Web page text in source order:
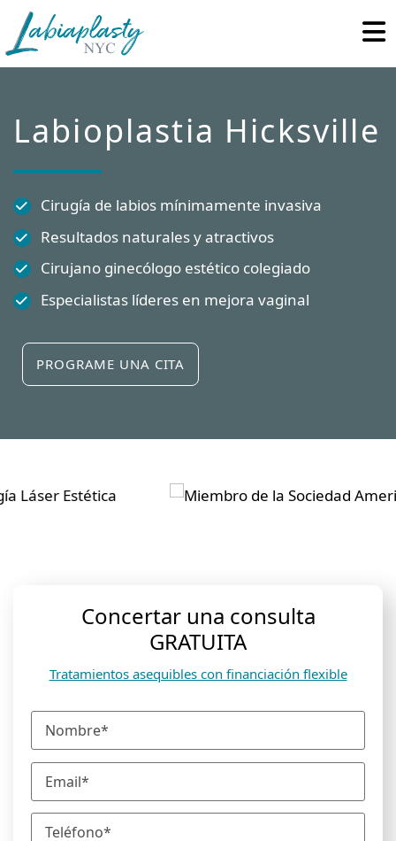
Labiaplasty
NYC
Minimally
Invasive
and
Pelvic
Labioplastia Hicksville
Cirugía de labios mínimamente invasiva
Resultados naturales y atractivos
Cirujano ginecólogo estético colegiado
Especialistas líderes en mejora vaginal
PROGRAME UNA CITA
Concertar una consulta
GRATUITA
Tratamientos asequibles con financiación flexible
N
m
r
e
E
a
T